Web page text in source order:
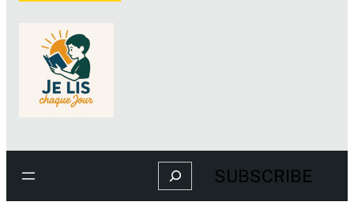
Search SUBSCRIBE